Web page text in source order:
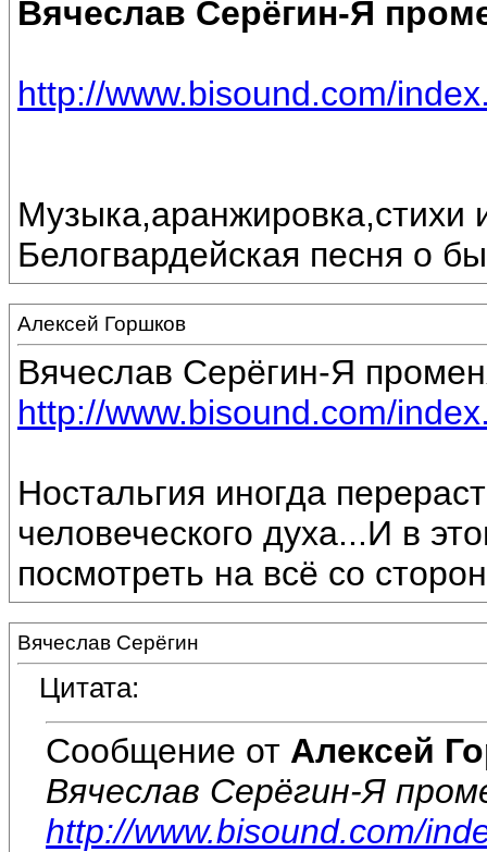
Вячеслав Серёгин-Я
http://www.bisound.com/
Музыка,аранжировка,стихи
Белогвардейская песня о
Алексей Горшков
Вячеслав Серёгин-Я
http://www.bisound.com/
Ностальгия иногда
человеческого духа...И в
посмотреть на всё со
Вячеслав Серёгин
Цитата:
Сообщение от Алексей
Вячеслав Серёгин-Я
http://www.bisound.com/